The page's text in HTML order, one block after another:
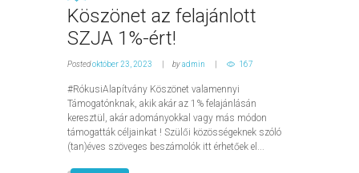
Köszönet az felajánlott
SZJA 1%-ért!
Postedoktóber 23, 2023 byadmin 167
#RókusiAlapítvány Köszönet valamennyi
Támogatónknak, akik akár az 1% felajánlásán
keresztül, akár adományokkal vagy más módon
támogatták céljainkat ! Szülői közösségeknek szóló
(tan)éves szöveges beszámolók itt érhetőek el...